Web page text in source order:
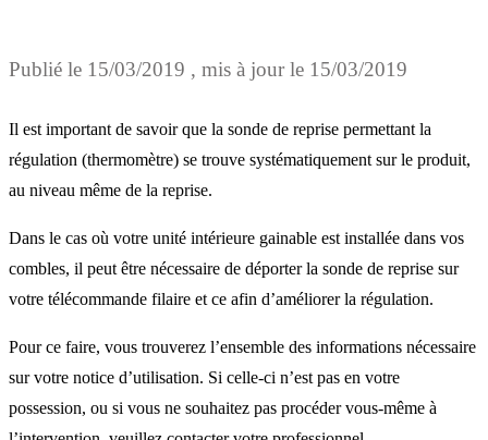
Publié le 15/03/2019 , mis à jour le 15/03/2019
Il est important de savoir que la sonde de reprise permettant la
régulation (thermomètre) se trouve systématiquement sur le produit,
au niveau même de la reprise.
Dans le cas où votre unité intérieure gainable est installée dans vos
combles, il peut être nécessaire de déporter la sonde de reprise sur
votre télécommande filaire et ce afin d’améliorer la régulation.
Pour ce faire, vous trouverez l’ensemble des informations nécessaire
sur votre notice d’utilisation. Si celle-ci n’est pas en votre
possession, ou si vous ne souhaitez pas procéder vous-même à